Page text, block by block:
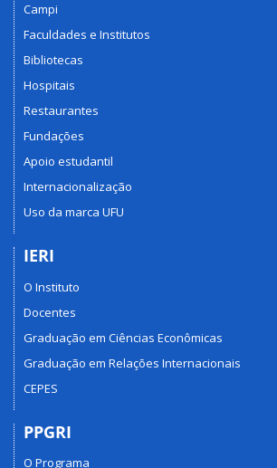
Campi
Faculdades e Institutos
Bibliotecas
Hospitais
Restaurantes
Fundações
Apoio estudantil
Internacionalização
Uso da marca UFU
IERI
O Instituto
Docentes
Graduação em Ciências Econômicas
Graduação em Relações Internacionais
CEPES
PPGRI
O Programa